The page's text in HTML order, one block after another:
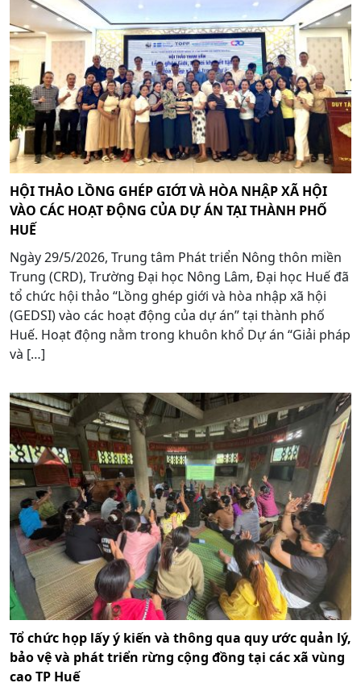
HỘI THẢO LỒNG GHÉP GIỚI VÀ HÒA NHẬP XÃ HỘI
VÀO CÁC HOẠT ĐỘNG CỦA DỰ ÁN TẠI THÀNH PHỐ
HUẾ
Ngày 29/5/2026, Trung tâm Phát triển Nông thôn miền
Trung (CRD), Trường Đại học Nông Lâm, Đại học Huế đã
tổ chức hội thảo “Lồng ghép giới và hòa nhập xã hội
(GEDSI) vào các hoạt động của dự án” tại thành phố
Huế. Hoạt động nằm trong khuôn khổ Dự án “Giải pháp
và […]
Tổ chức họp lấy ý kiến và thông qua quy ước quản lý,
bảo vệ và phát triển rừng cộng đồng tại các xã vùng
cao TP Huế